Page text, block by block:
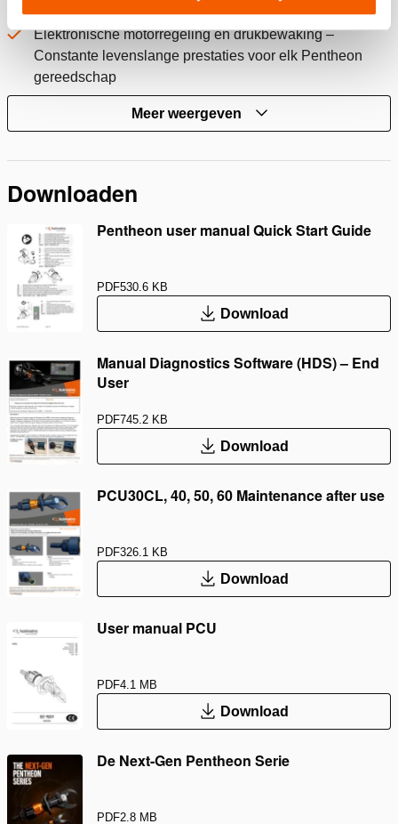
levensduur van het gereedschap
Elektronische motorregeling en drukbewaking –
Constante levenslange prestaties voor elk Pentheon
gereedschap
Meer weergeven
Downloaden
Pentheon user manual Quick Start Guide
PDF530.6 KB
Download
Manual Diagnostics Software (HDS) – End
User
PDF745.2 KB
Download
PCU30CL, 40, 50, 60 Maintenance after use
PDF326.1 KB
Download
User manual PCU
PDF4.1 MB
Download
De Next-Gen Pentheon Serie
PDF2.8 MB